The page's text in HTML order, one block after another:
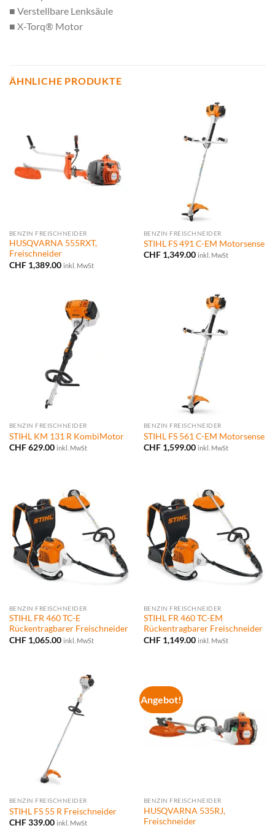
■ Verstellbare Lenksäule
■ X-Torq® Motor
ÄHNLICHE PRODUKTE
BENZIN FREISCHNEIDER
HUSQVARNA 555RXT,
Freischneider
CHF1,389.00 inkl. MwSt
BENZIN FREISCHNEIDER
STIHL FS 491 C-EM Motorsense
CHF1,349.00 inkl. MwSt
BENZIN FREISCHNEIDER
STIHL KM 131 R KombiMotor
CHF629.00 inkl. MwSt
BENZIN FREISCHNEIDER
STIHL FS 561 C-EM Motorsense
CHF1,599.00 inkl. MwSt
BENZIN FREISCHNEIDER
STIHL FR 460 TC-E
Rückentragbarer Freischneider
CHF1,065.00 inkl. MwSt
BENZIN FREISCHNEIDER
STIHL FR 460 TC-EM
Rückentragbarer Freischneider
CHF1,149.00 inkl. MwSt
BENZIN FREISCHNEIDER
STIHL FS 55 R Freischneider
CHF339.00 inkl. MwSt
Angebot!
BENZIN FREISCHNEIDER
HUSQVARNA 535RJ,
Freischneider